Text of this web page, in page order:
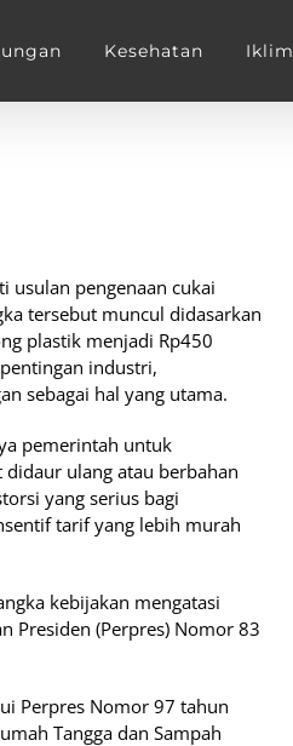
Kesehatan Iklim
usulan pengenaan cukai
tersebut muncul didasarkan
plastik menjadi Rp450
industri,
sebagai hal yang utama.
pemerintah untuk
ulang atau berbahan
yang serius bagi
tarif yang lebih murah
kebijakan mengatasi
Presiden (Perpres) Nomor 83
Perpres Nomor 97 tahun
Tangga dan Sampah